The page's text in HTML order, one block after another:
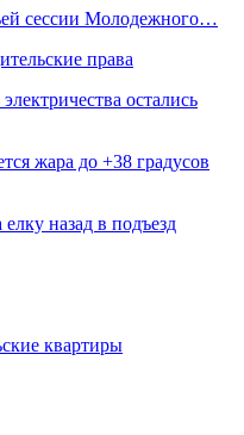
сессии Молодежного…
права
остались
жара до +38 градусов
назад в подъезд
квартиры